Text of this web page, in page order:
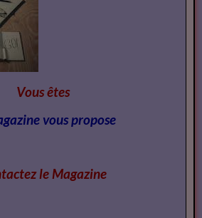
Vous êtes
vous propose
le Magazine